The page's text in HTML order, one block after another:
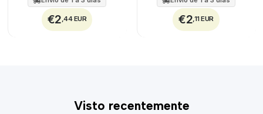
€2,44 EUR €2,11 EUR
Visto recentemente